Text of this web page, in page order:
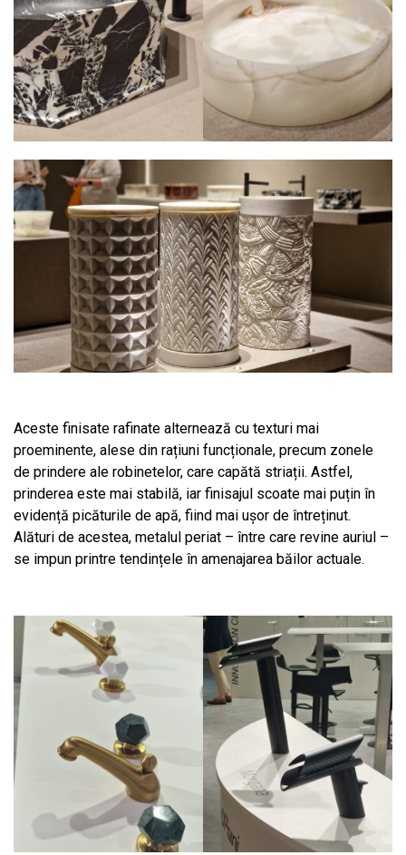
Aceste finisate rafinate alternează cu texturi mai
proeminente, alese din rațiuni funcționale, precum zonele
de prindere ale robinetelor, care capătă striații. Astfel,
prinderea este mai stabilă, iar finisajul scoate mai puțin în
evidență picăturile de apă, fiind mai ușor de întreținut.
Alături de acestea, metalul periat – între care revine auriul –
se impun printre tendințele în amenajarea băilor actuale.